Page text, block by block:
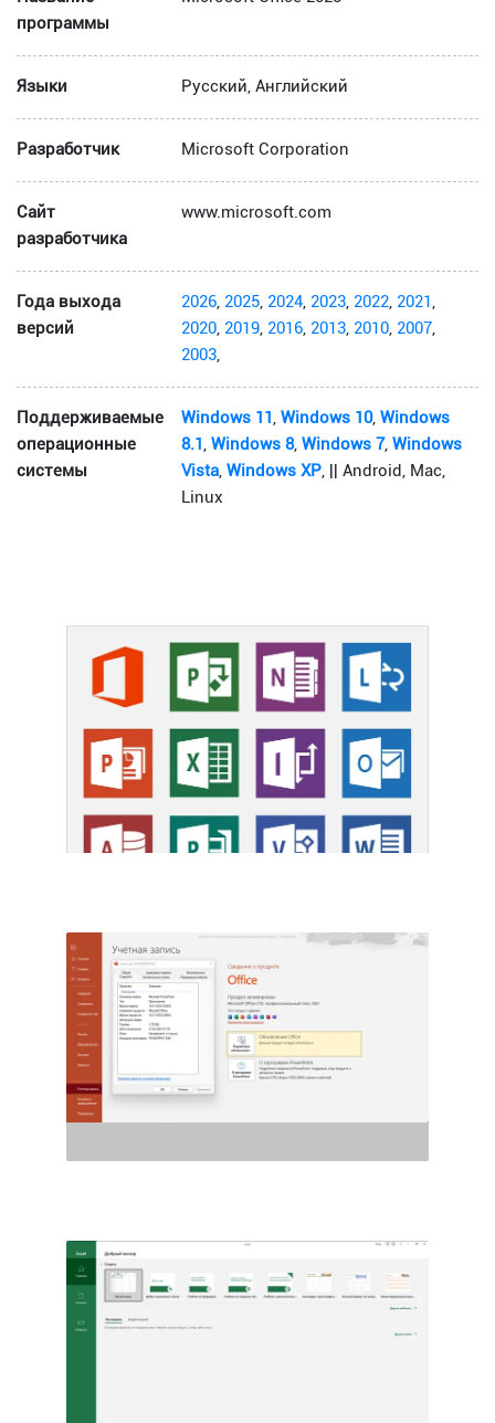
программы
Языки Русский, Английский
Разработчик Microsoft Corporation
Сайт
разработчика
www.microsoft.com
Года выхода
версий
2026, 2025, 2024, 2023, 2022, 2021,
2020, 2019, 2016, 2013, 2010, 2007,
2003,
Поддерживаемые
операционные
системы
Windows 11,Windows 10,Windows
8.1,Windows 8,Windows 7,Windows
Vista,Windows XP, || Android, Mac,
Linux